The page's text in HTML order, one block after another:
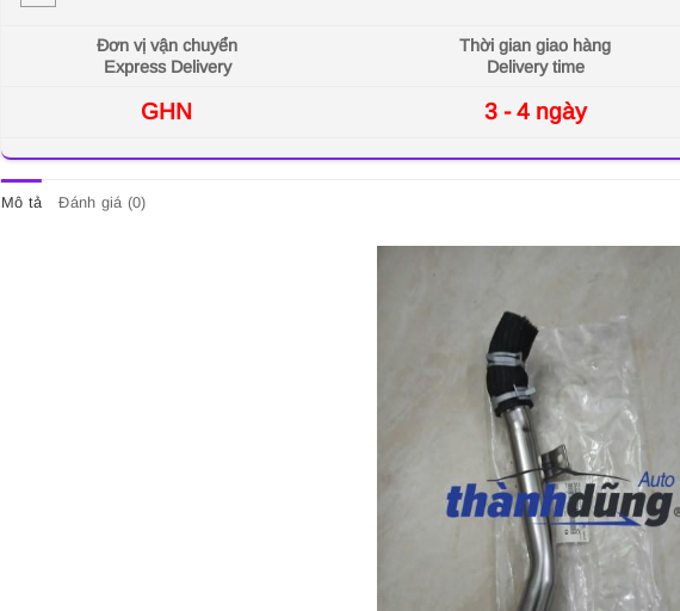
Đơn vị vận chuyển
Express Delivery
Thời gian giao hàng
Delivery time
GHN 3 - 4 ngày
Mô tả Đánh giá (0)